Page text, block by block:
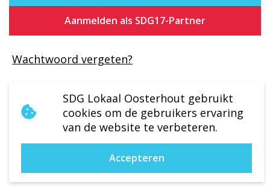
Aanmelden als SDG17-Partner
Wachtwoord vergeten?
SDG Lokaal Oosterhout gebruikt
cookies om de gebruikers ervaring
van de website te verbeteren.
Accepteren